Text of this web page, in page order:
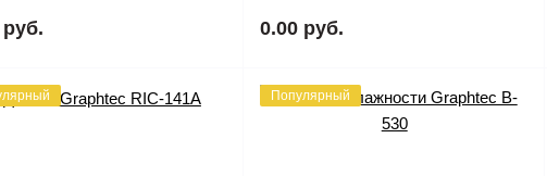
0.00 руб.
Популярный